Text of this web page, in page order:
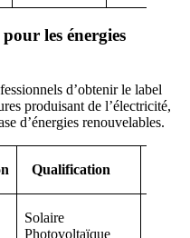
les énergies
d’obtenir le label
produisant de l’électricité,
d’énergies renouvelables.
Qualification
Solaire
Photovoltaïque